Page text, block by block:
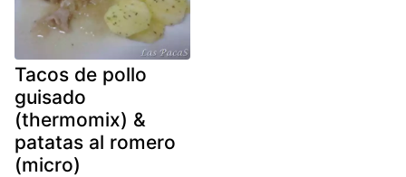
Tacos de pollo
guisado
(thermomix) &
patatas al romero
(micro)